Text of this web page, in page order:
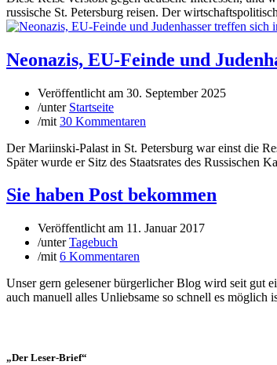
russische St. Petersburg reisen. Der
Neonazis, EU-Feinde und
Veröffentlicht am 30. September 2025
/unter Startseite
/mit 30 Kommentaren
Der Mariinski-Palast in St. Petersburg war einst die
Später wurde er Sitz des Staatsrates des Russischen
Sie haben Post bekommen
Veröffentlicht am 11. Januar 2017
/unterTagebuch
/mit 6 Kommentaren
Unser gern gelesener bürgerlicher Blog wird seit gut
auch manuell alles Unliebsame so schnell es
„Der Leser-Brief“